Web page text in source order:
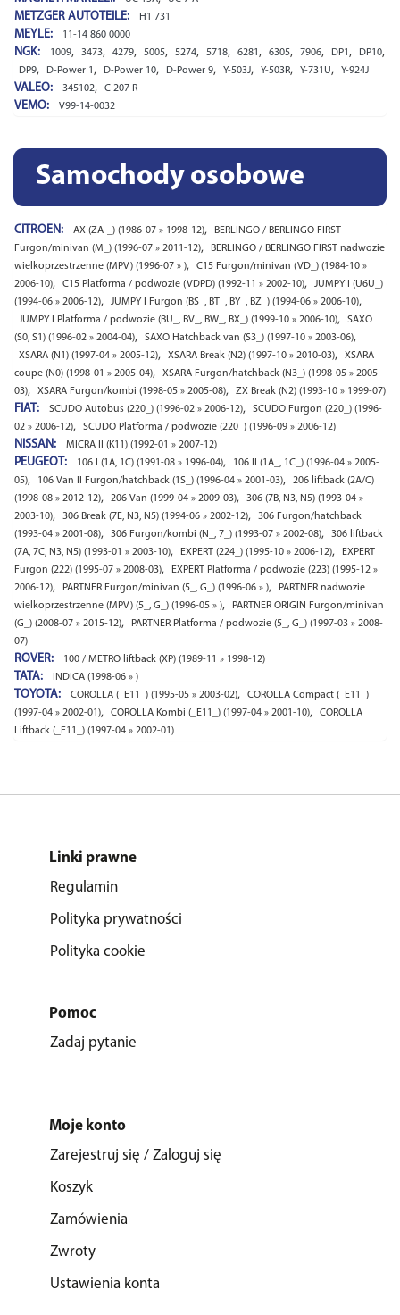
METZGER AUTOTEILE: H1 731
MEYLE: 11-14 860 0000
NGK: 1009, 3473, 4279, 5005, 5274, 5718, 6281 , 6305, 7906, DP1 , DP10,
DP9, D-Power 1 , D-Power 10, D-Power 9, Y-503J, Y-503R, Y-731U, Y-924J
VALEO: 345102, C 207 R
VEMO: V99-14-0032
Samochody osobowe
CITROEN: AX (ZA-_) (1986-07 » 1998-12),
BERLINGO / BERLINGO FIRST
Furgon/minivan (M_) (1996-07 » 2011-12),
BERLINGO / BERLINGO FIRST nadwozie
wielkoprzestrzenne (MPV) (1996-07 » ),
C15 Furgon/minivan (VD_) (1984-10 »
2006-10), C15 Platforma / podwozie (VDPD) (1992-11 » 2002-10),
JUMPY I (U6U_)
(1994-06 » 2006-12), JUMPY I Furgon (BS_, BT_, BY_, BZ_) (1994-06 » 2006-10),
JUMPY I Platforma / podwozie (BU_, BV_, BW_, BX_) (1999-10 » 2006-10),
SAXO
(S0, S1) (1996-02 » 2004-04), SAXO Hatchback van (S3_) (1997-10 » 2003-06),
XSARA (N1) (1997-04 » 2005-12), XSARA Break (N2) (1997-10 » 2010-03),
XSARA
coupe (N0) (1998-01 » 2005-04),
XSARA Furgon/hatchback (N3_) (1998-05 » 2005-
03), XSARA Furgon/kombi (1998-05 » 2005-08), ZX Break (N2) (1993-10 » 1999-07)
FIAT: SCUDO Autobus (220_) (1996-02 » 2006-12),
SCUDO Furgon (220_) (1996-
02 » 2006-12), SCUDO Platforma / podwozie (220_) (1996-09 » 2006-12)
NISSAN: MICRA II (K11) (1992-01 » 2007-12)
PEUGEOT: 106 I (1A, 1C) (1991-08 » 1996-04),
106 II (1A_, 1C_) (1996-04 » 2005-
05), 106 Van II Furgon/hatchback (1S_) (1996-04 » 2001-03),
206 liftback (2A/C)
(1998-08 » 2012-12), 206 Van (1999-04 » 2009-03),
306 (7B, N3, N5) (1993-04 »
2003-10), 306 Break (7E, N3, N5) (1994-06 » 2002-12),
306 Furgon/hatchback
(1993-04 » 2001-08), 306 Furgon/kombi (N_, 7_) (1993-07 » 2002-08),
306 liftback
(7A, 7C, N3, N5) (1993-01 » 2003-10), EXPERT (224_) (1995-10 » 2006-12),
EXPERT
Furgon (222) (1995-07 » 2008-03),
EXPERT Platforma / podwozie (223) (1995-12 »
2006-12), PARTNER Furgon/minivan (5_, G_) (1996-06 » ),
PARTNER nadwozie
wielkoprzestrzenne (MPV) (5_, G_) (1996-05 » ),
PARTNER ORIGIN Furgon/minivan
(G_) (2008-07 » 2015-12),
PARTNER Platforma / podwozie (5_, G_) (1997-03 » 2008-
07)
ROVER: 100 / METRO liftback (XP) (1989-11 » 1998-12)
TATA: INDICA (1998-06 » )
TOYOTA: COROLLA (_E11_) (1995-05 » 2003-02),
COROLLA Compact (_E11_)
(1997-04 » 2002-01), COROLLA Kombi (_E11_) (1997-04 » 2001-10),
COROLLA
Liftback (_E11_) (1997-04 » 2002-01)
Linki prawne
Regulamin
Polityka prywatności
Polityka cookie
Pomoc
Zadaj pytanie
Moje konto
Zarejestruj się / Zaloguj się
Koszyk
Zamówienia
Zwroty
Ustawienia konta